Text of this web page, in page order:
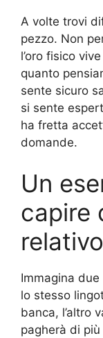
A volte trovi
pezzo. Non
l’oro fisico
quanto
sente sicuro
si sente
ha fretta
domande.
Un
capire
relativo
Immagina
lo stesso
banca, l’altro
pagherà di